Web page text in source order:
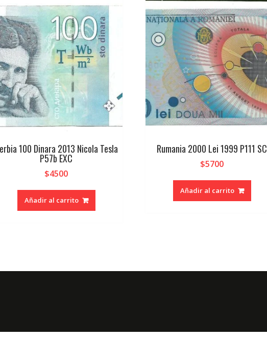
100 Dinara 2013 Nicola Tesla
P57b EXC
$4500
Añadir al carrito
Rumania 2000 Lei 1999 P111 SC
$5700
Añadir al carrito